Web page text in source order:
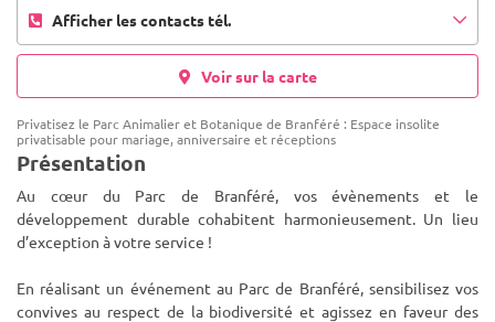
Afficher les contacts tél.
Voir sur la carte
Privatisez le Parc Animalier et Botanique de Branféré : Espace insolite
privatisable pour mariage, anniversaire et réceptions
Présentation
Au cœur du Parc de Branféré, vos évènements et le
développement durable cohabitent harmonieusement. Un lieu
d’exception à votre service !
En réalisant un événement au Parc de Branféré, sensibilisez vos
convives au respect de la biodiversité et agissez en faveur des